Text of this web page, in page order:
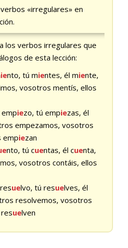
«irregulares» en
los verbos irregulares que
de esta lección:
iento, tú mientes, él miente,
vosotros mentís, ellos
iezo, tú empiezas, él
empezamos, vosotros
empiezan
nto, tú cuentas, él cuenta,
vosotros contáis, ellos
uelvo, tú resuelves, él
resolvemos, vosotros
uelven